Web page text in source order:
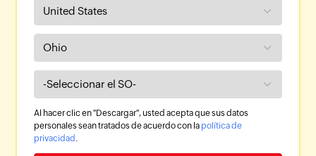
Al hacer clic en "Descargar", usted acepta que sus datos
personales sean tratados de acuerdo con la política de
privacidad .